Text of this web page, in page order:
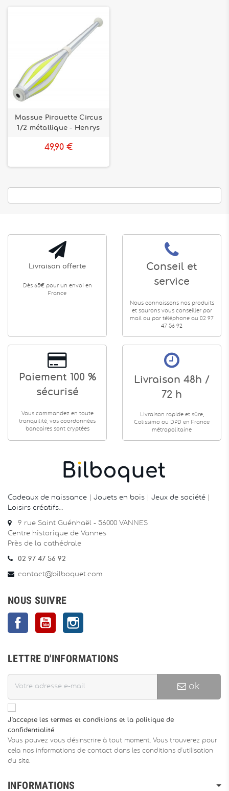
Massue Pirouette Circus
1/2 métallique - Henrys
49,90 €
Livraison offerte
Dès 65€ pour un envoi en
France
Conseil et
service
Nous connaissons nos produits
et saurons vous conseiller par
mail ou par téléphone au 02 97
47 56 92
Paiement 100 %
sécurisé
Vous commandez en toute
tranquilité, vos coordonnées
bancaires sont cryptées
Livraison 48h /
72 h
Livraison rapide et sûre,
Colissimo ou DPD en France
métropolitaine
Cadeaux de naissance Jouets en bois Jeux de société
Loisirs créatifs
9 rue Saint Guénhaël - 56000 VANNES
Centre historique de Vannes
Près de la cathédrale
02 97 47 56 92
contact@bilboquet.com
NOUS SUIVRE
FacebookYouTube
LETTRE D'INFORMATIONS
ok
J'accepte les termes et conditions et la politique de
confidentialité
Vous pouvez vous désinscrire à tout moment. Vous trouverez pour
cela nos informations de contact dans les conditions d'utilisation
du site.
INFORMATIONS